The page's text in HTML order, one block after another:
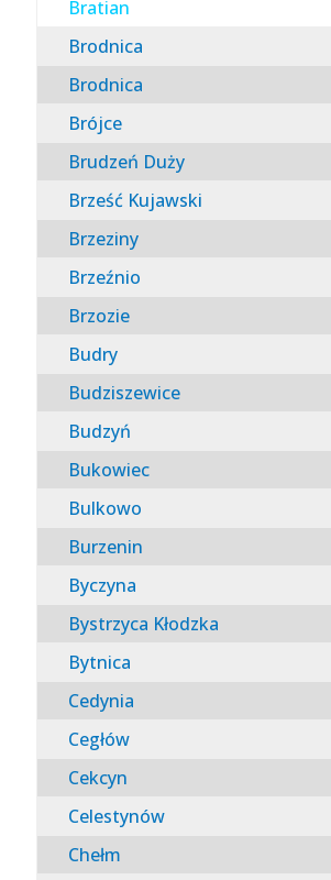
Bratian
Brodnica
Brodnica
Brójce
Brudzeń Duży
Brześć Kujawski
Brzeziny
Brzeźnio
Brzozie
Budry
Budziszewice
Budzyń
Bukowiec
Bulkowo
Burzenin
Byczyna
Bystrzyca Kłodzka
Bytnica
Cedynia
Cegłów
Cekcyn
Celestynów
Chełm